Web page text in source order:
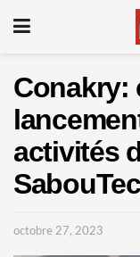
Conakry:
activités
octobre 27, 2023